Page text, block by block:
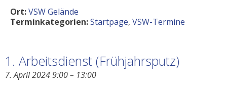
Ort:VSW Gelände
Terminkategorien:Startpage, VSW-Termine
1. Arbeitsdienst (Frühjahrsputz)
7. April 2024 9:00– 13:00